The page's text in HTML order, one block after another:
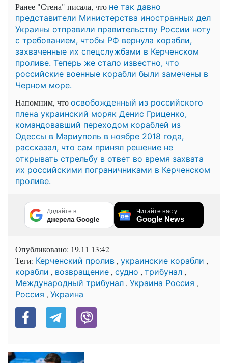
Ранее "Стена" писала, что не так давно
представители Министерства иностранных дел
Украины отправили правительству России ноту
с требованием, чтобы РФ вернула корабли,
захваченные их спецслужбами в Керченском
проливе. Теперь же стало известно, что
российские военные корабли были замечены в
Черном море.
Напомним, что освобожденный из российского
плена украинский моряк Денис Гриценко,
командовавший переходом кораблей из
Одессы в Мариуполь в ноябре 2018 года,
рассказал, что сам принял решение не
открывать стрельбу в ответ во время захвата
их российскими пограничниками в Керченском
проливе.
Додайте в
джерела Google
Читайте нас у
Google News
Опубликовано: 19.11 13:42
Теги: Керченский пролив , украинские корабли ,
корабли , возвращение , судно , трибунал ,
Международный трибунал , Украина Россия ,
Россия , Украина